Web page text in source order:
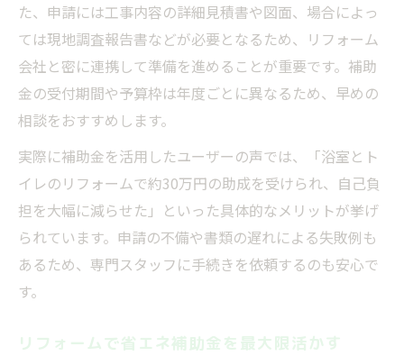
た、申請には工事内容の詳細見積書や図面、場合によっ
ては現地調査報告書などが必要となるため、リフォーム
会社と密に連携して準備を進めることが重要です。補助
金の受付期間や予算枠は年度ごとに異なるため、早めの
相談をおすすめします。
実際に補助金を活用したユーザーの声では、「浴室とト
イレのリフォームで約30万円の助成を受けられ、自己負
担を大幅に減らせた」といった具体的なメリットが挙げ
られています。申請の不備や書類の遅れによる失敗例も
あるため、専門スタッフに手続きを依頼するのも安心で
す。
リフォームで省エネ補助金を最大限活かす